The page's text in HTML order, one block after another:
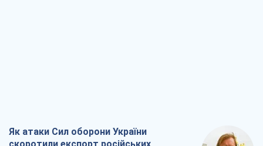
Як атаки Сил оборони України